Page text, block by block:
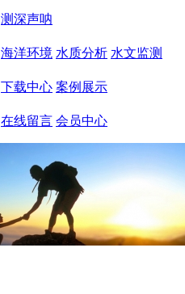
测深声呐
海洋环境 水质分析 水文监测
下载中心 案例展示
在线留言 会员中心